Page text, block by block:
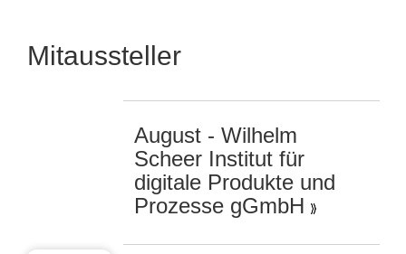
Mitaussteller
August - Wilhelm
Scheer Institut für
digitale Produkte und
Prozesse gGmbH